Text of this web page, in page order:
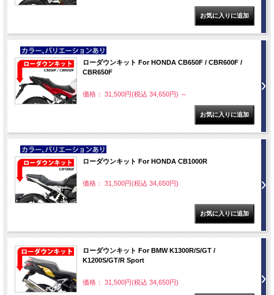
NEW
ローダウンキット For HONDA CB650F / CBR600F /
CBR650F
価格： 31,500円(税込 34,650円) ～
NEW
ローダウンキット For HONDA CB1000R
価格： 31,500円(税込 34,650円)
ローダウンキット For BMW K1300R/S/GT /
K1200S/GT/R Sport
価格： 31,500円(税込 34,650円)